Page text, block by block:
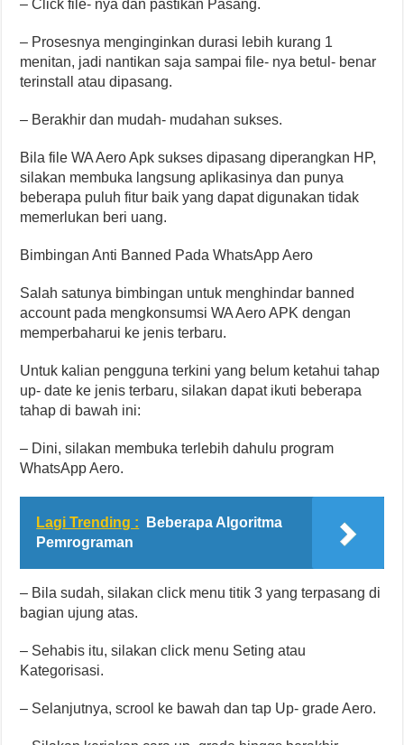
– Click file- nya dan pastikan Pasang.
– Prosesnya menginginkan durasi lebih kurang 1
menitan, jadi nantikan saja sampai file- nya betul- benar
terinstall atau dipasang.
– Berakhir dan mudah- mudahan sukses.
Bila file WA Aero Apk sukses dipasang diperangkan HP,
silakan membuka langsung aplikasinya dan punya
beberapa puluh fitur baik yang dapat digunakan tidak
memerlukan beri uang.
Bimbingan Anti Banned Pada WhatsApp Aero
Salah satunya bimbingan untuk menghindar banned
account pada mengkonsumsi WA Aero APK dengan
memperbaharui ke jenis terbaru.
Untuk kalian pengguna terkini yang belum ketahui tahap
up- date ke jenis terbaru, silakan dapat ikuti beberapa
tahap di bawah ini:
– Dini, silakan membuka terlebih dahulu program
WhatsApp Aero.
Lagi Trending :
Beberapa Algoritma
Pemrograman
– Bila sudah, silakan click menu titik 3 yang terpasang di
bagian ujung atas.
– Sehabis itu, silakan click menu Seting atau
Kategorisasi.
– Selanjutnya, scrool ke bawah dan tap Up- grade Aero.